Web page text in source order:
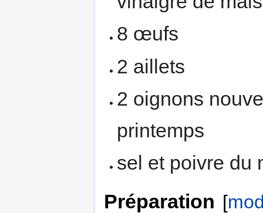
8 œufs
2 aillets
2 oignons
printemps
sel et poivre du
Préparation [